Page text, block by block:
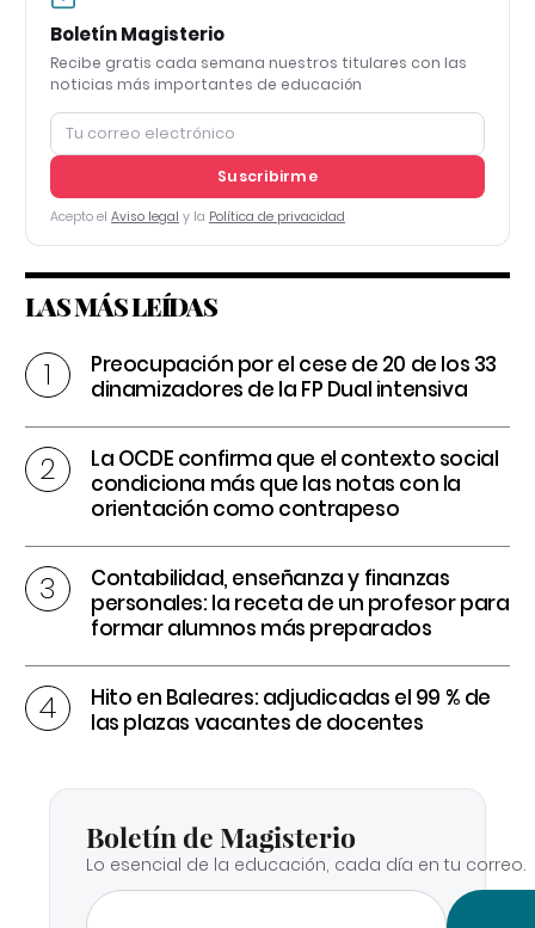
Boletín Magisterio
Recibe gratis cada semana nuestros titulares con las
noticias más importantes de educación
Suscribirme
Acepto el Aviso legal y la Política de privacidad
LAS MÁS LEÍDAS
Preocupación por el cese de 20 de los 33
dinamizadores de la FP Dual intensiva
La OCDE confirma que el contexto social
condiciona más que las notas con la
orientación como contrapeso
Contabilidad, enseñanza y finanzas
personales: la receta de un profesor para
formar alumnos más preparados
Hito en Baleares: adjudicadas el 99 % de
las plazas vacantes de docentes
Boletín de Magisterio
Lo esencial de la educación, cada día en tu correo.